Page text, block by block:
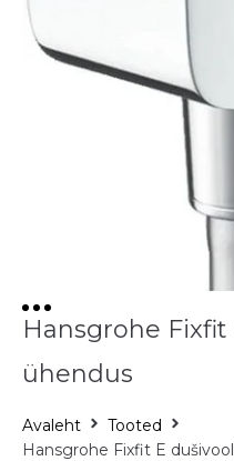
Hansgrohe
ühendus
Avaleht
Tooted
Hansgrohe Fixfit E